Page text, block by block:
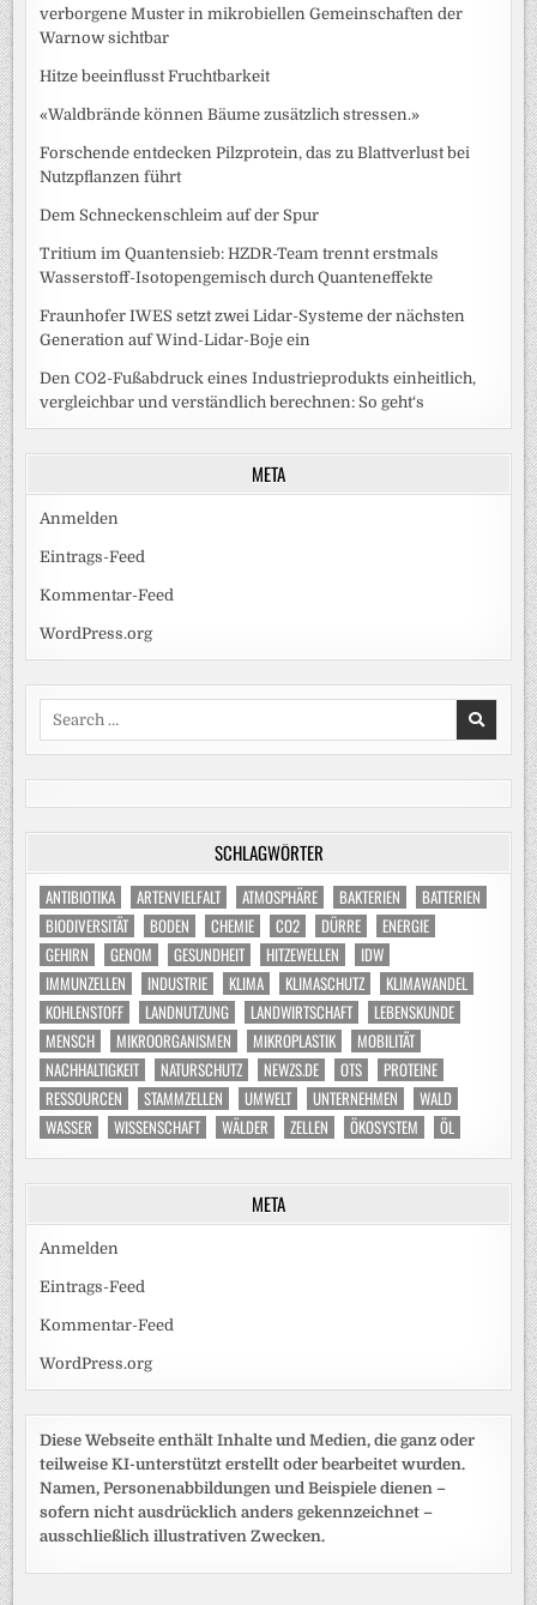
verborgene Muster in mikrobiellen Gemeinschaften der
Warnow sichtbar
Hitze beeinflusst Fruchtbarkeit
«Waldbrände können Bäume zusätzlich stressen.»
Forschende entdecken Pilzprotein, das zu Blattverlust bei
Nutzpflanzen führt
Dem Schneckenschleim auf der Spur
Tritium im Quantensieb: HZDR-Team trennt erstmals
Wasserstoff-Isotopengemisch durch Quanteneffekte
Fraunhofer IWES setzt zwei Lidar-Systeme der nächsten
Generation auf Wind-Lidar-Boje ein
Den CO2-Fußabdruck eines Industrieprodukts einheitlich,
vergleichbar und verständlich berechnen: So geht‘s
META
Anmelden
Eintrags-Feed
Kommentar-Feed
WordPress.org
SCHLAGWÖRTER
ANTIBIOTIKA ARTENVIELFALT ATMOSPHÄRE BAKTERIEN
BATTERIEN
BIODIVERSITÄT
BODEN CHEMIE CO2 DÜRRE
ENERGIE
GEHIRN
GENOM GESUNDHEIT HITZEWELLEN
IDW
IMMUNZELLEN
INDUSTRIE KLIMA KLIMASCHUTZ
KLIMAWANDEL
KOHLENSTOFF
LANDNUTZUNG LANDWIRTSCHAFT
LEBENSKUNDE
MENSCH
MIKROORGANISMEN MIKROPLASTIK
MOBILITÄT
NACHHALTIGKEIT
NATURSCHUTZ NEWZS.DE OTS
PROTEINE
RESSOURCEN
STAMMZELLEN UMWELT UNTERNEHMEN
WALD
WASSER
WISSENSCHAFT WÄLDER ZELLEN ÖKOSYSTEM ÖL
META
Anmelden
Eintrags-Feed
Kommentar-Feed
WordPress.org
Diese Webseite enthält Inhalte und Medien, die ganz oder
teilweise KI-unterstützt erstellt oder bearbeitet wurden.
Namen, Personenabbildungen und Beispiele dienen –
sofern nicht ausdrücklich anders gekennzeichnet –
ausschließlich illustrativen Zwecken.